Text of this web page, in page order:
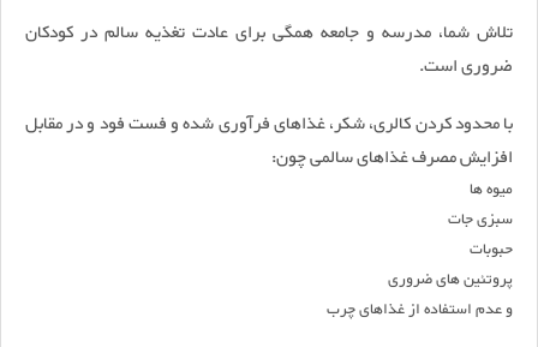
تلاش شما، مدرسه و جامعه همگی برای عادت تغذیه سالم در کودکان
ضروری است.
با محدود کردن کالری، شکر، غذاهای فرآوری شده و فست فود و در مقابل
افزایش مصرف غذاهای سالمی چون:
میوه ها
سبزی جات
حبوبات
پروتئین های ضروری
و عدم استفاده از غذاهای چرب